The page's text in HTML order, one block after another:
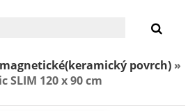
povrch)»
SLIM 120 x 90 cm